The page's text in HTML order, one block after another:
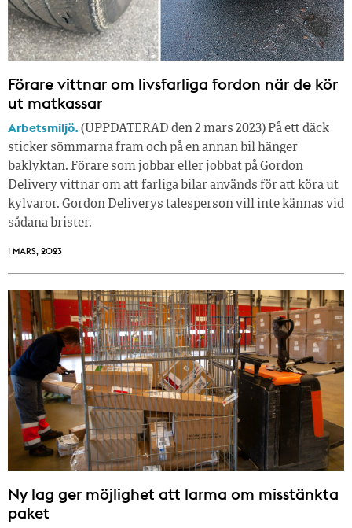
Förare vittnar om livsfarliga fordon när de kör
ut matkassar
Arbetsmiljö.(UPPDATERAD den 2 mars 2023) På ett däck
sticker sömmarna fram och på en annan bil hänger
baklyktan. Förare som jobbar eller jobbat på Gordon
Delivery vittnar om att farliga bilar används för att köra ut
kylvaror. Gordon Deliverys talesperson vill inte kännas vid
sådana brister.
1 MARS, 2023
Ny lag ger möjlighet att larma om misstänkta
paket